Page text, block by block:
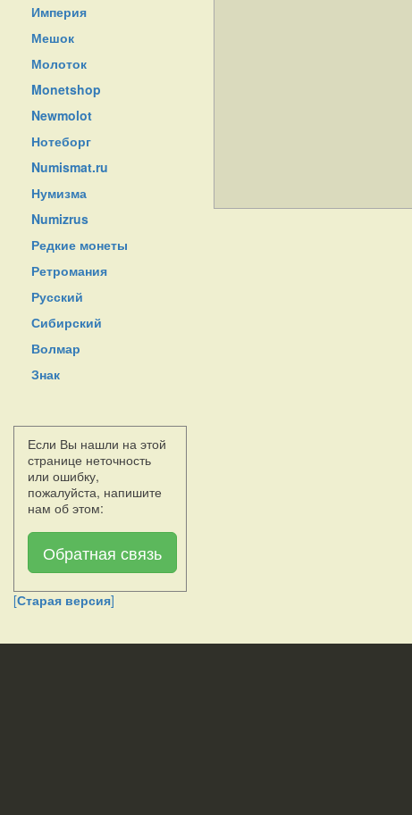
Империя
Мешок
Молоток
Monetshop
Newmolot
Нотеборг
Numismat.ru
Нумизма
Numizrus
Редкие монеты
Ретромания
Русский
Сибирский
Волмар
Знак
Если Вы нашли на этой
странице неточность
или ошибку,
пожалуйста, напишите
нам об этом:
Обратная связь
[Старая версия]